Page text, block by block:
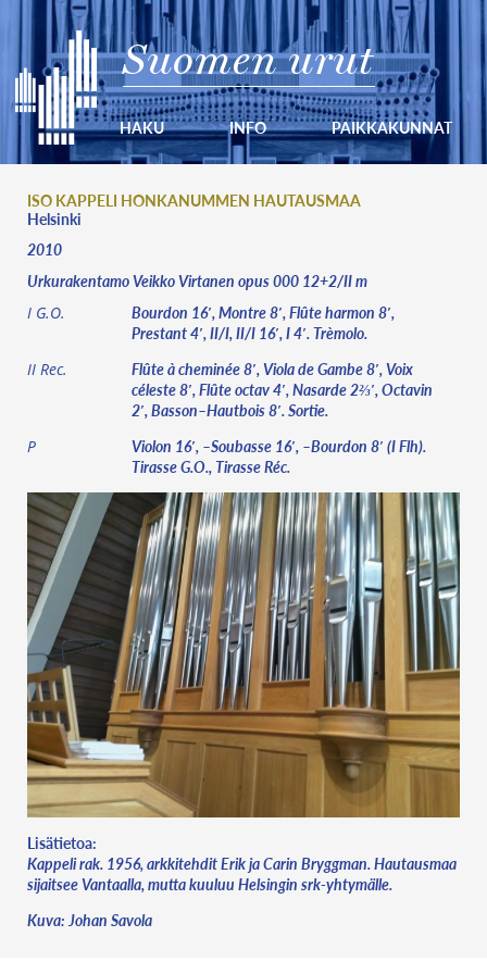
Suomen urut
HAKU INFO PAIKKAKUNNAT
ISO KAPPELI HONKANUMMEN HAUTAUSMAA
Helsinki
2010
Urkurakentamo Veikko Virtanen opus 000 12+2/II m
I G.O.
Bourdon 16′, Montre 8′, Flûte harmon 8′,
Prestant 4′, II/I, II/I 16′, I 4′. Trèmolo.
II Rec.
Flûte à cheminée 8′, Viola de Gambe 8′, Voix
céleste 8′, Flûte octav 4′, Nasarde 2⅔′, Octavin
2′, Basson–Hautbois 8′. Sortie.
P
Violon 16′, –Soubasse 16′, –Bourdon 8′ (I Flh).
Tirasse G.O., Tirasse Réc.
Lisätietoa:
Kappeli rak. 1956, arkkitehdit Erik ja Carin Bryggman. Hautausmaa
sijaitsee Vantaalla, mutta kuuluu Helsingin srk-yhtymälle.
Kuva: Johan Savola